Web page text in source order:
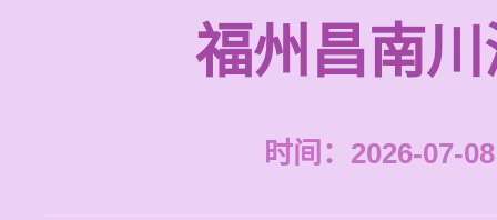
福州昌南
时间：2026-07-